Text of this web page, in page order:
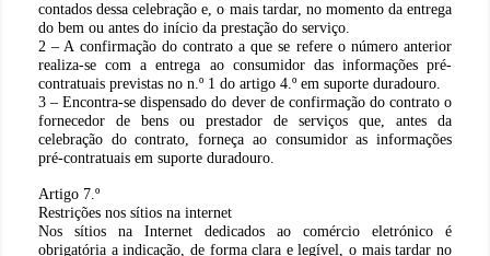
contados dessa celebração e, o mais tardar, no momento da entrega
do bem ou antes do início da prestação do serviço.
2 – A confirmação do contrato a que se refere o número anterior
realiza-se com a entrega ao consumidor das informações pré-
contratuais previstas no n.º 1 do artigo 4.º em suporte duradouro.
3 – Encontra-se dispensado do dever de confirmação do contrato o
fornecedor de bens ou prestador de serviços que, antes da
celebração do contrato, forneça ao consumidor as informações
pré-contratuais em suporte duradouro.
Artigo 7.º
Restrições nos sítios na internet
Nos sítios na Internet dedicados ao comércio eletrónico é
obrigatória a indicação, de forma clara e legível, o mais tardar no